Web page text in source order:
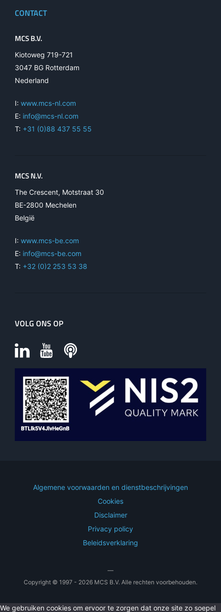
CONTACT
MCS B.V.
Kiotoweg 719-721
3047 BG Rotterdam
Nederland
I: www.mcs-nl.com
E: info@mcs-nl.com
T: +31 (0)88 437 55 55
MCS N.V.
The Crescent, Motstraat 30
BE-2800 Mechelen
België
I: www.mcs-be.com
E: info@mcs-be.com
T: +32 (0)2 253 53 38
VOLG ONS OP
Algemene voorwaarden en dienstbeschrijvingen
Cookies
Disclaimer
Privacy policy
Beleidsverklaring
—
Copyright © 1997 - 2026 MCS B.V. Alle rechten voorbehouden.
We gebruiken cookies om ervoor te zorgen dat onze site zo soepel